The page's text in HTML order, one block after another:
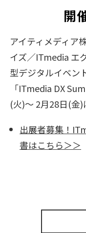
課
セ
開
アイティメディア
イズ／ITmedia エ
型デジタルイベン
「ITmedia DX
(火)～ 2月28日(金)
出展者募集！
書はこちら＞＞